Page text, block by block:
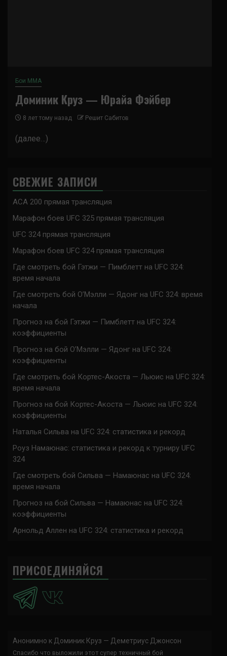
Бои ММА
Доминик Круз — Юрайа Фэйбер
8 лет тому назад Решит Сабитов
(далее…)
СВЕЖИЕ ЗАПИСИ
ACA 200 прямая трансляция
Марафон боев UFC 325 прямая трансляция
UFC 324 прямая трансляция
Марафон боев UFC 324 прямая трансляция
Где смотреть бой Гэтжи — Пимблетт на UFC 324:
время начала
Где смотреть бой О’Мэлли — Ядонг на UFC 324: время
начала
Прогноз на бой Гэтжи — Пимблетт на UFC 324:
коэффициенты
Прогноз на бой О’Мэлли — Ядонг на UFC 324:
коэффициенты
Где смотреть бой Кортес-Акоста — Льюис на UFC 324:
время начала
Прогноз на бой Кортес-Акоста — Льюис на UFC 324:
коэффициенты
Наталья Сильва на UFC 324: статистика и рекорд
Роуз Намаюнас: статистика и рекорд к турниру UFC
324
Где смотреть бой Сильва — Намаюнас на UFC 324:
время начала
Прогноз на бой Сильва — Намаюнас на UFC 324:
коэффициенты
Арнольд Аллен на UFC 324: статистика и рекорд
ПРИСОЕДИНЯЙСЯ
Анонимно к Доминик Круз — Деметриус Джонсон
Спасибо что выложили этот супер техничный бой